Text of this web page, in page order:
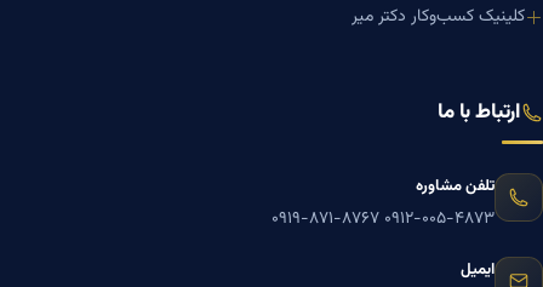
کلینیک کسب‌وکار دکتر میر
ارتباط با ما
تلفن مشاوره
۰۹۱۲-۰۰۵-۴۸۷۳ ۰۹۱۹-۸۷۱-۸۷۶۷
ایمیل